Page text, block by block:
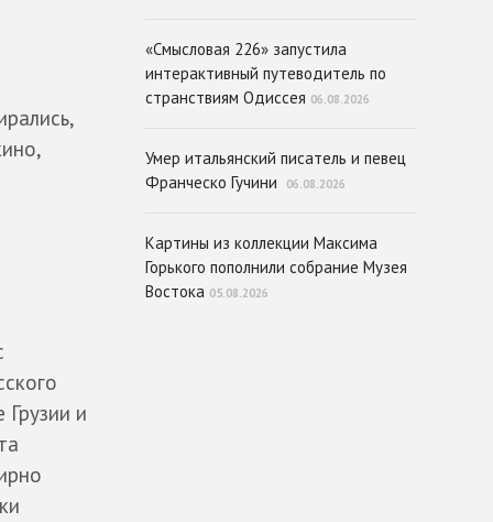
и
«Смысловая 226» запустила
интерактивный путеводитель по
странствиям Одиссея 06.08.2026
Умер итальянский писатель и певец
Франческо Гучини
06.08.2026
Картины из коллекции Максима
Горького пополнили собрание Музея
Востока 05.08.2026